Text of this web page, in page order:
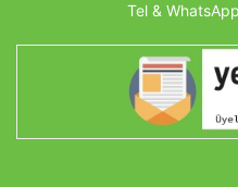
Tel &